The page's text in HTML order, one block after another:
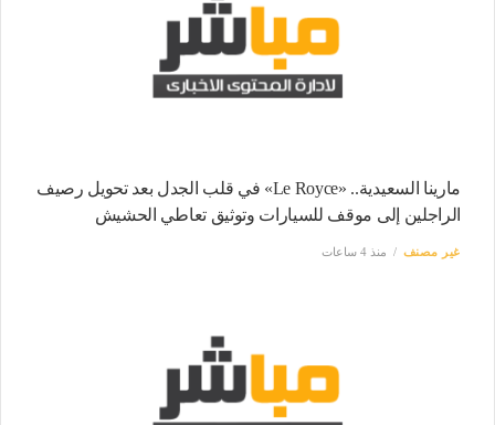
مارينا السعيدية.. «Le Royce» في قلب الجدل بعد تحويل رصيف
الراجلين إلى موقف للسيارات وتوثيق تعاطي الحشيش
غير مصنف منذ 4 ساعات